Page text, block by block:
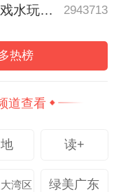
瞰峡谷地貌。
跳水与峡谷溯
路，在大湾区
船及沙滩露营
图集｜高温来袭，中山市民戏水玩泡沫消暑 2943713
热榜
道查看
读+
湾区 绿美广东